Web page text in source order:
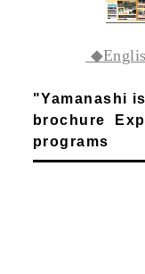
"Yamanashi
brochure
programs